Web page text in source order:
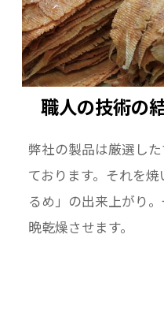
職人の技術の
弊社の製品は厳選し
ております。それを
るめ」の出来上がり
晩乾燥させます。